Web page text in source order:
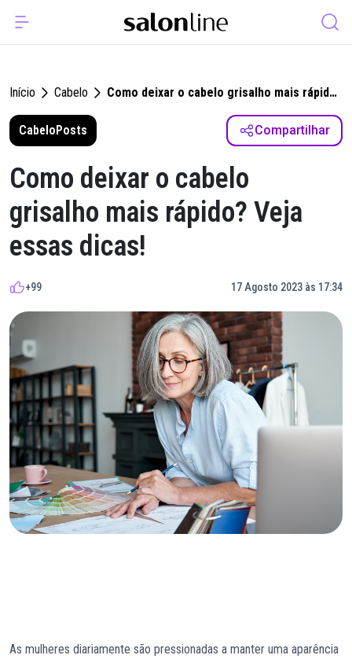
Início Cabelo
Como deixar o cabelo grisalho mais rápido?
CabeloPosts Compartilhar
Como deixar o cabelo
grisalho mais rápido? Veja
essas dicas!
+99 17 Agosto 2023 às 17:34
As mulheres diariamente são pressionadas a manter uma aparência